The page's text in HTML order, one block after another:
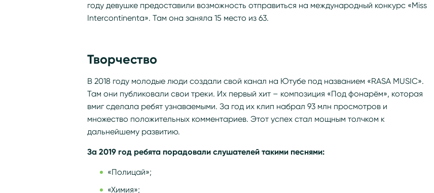
году девушке предоставили возможность отправиться на международный конкурс «Miss
Intercontinenta». Там она заняла 15 место из 63.
Творчество
В 2018 году молодые люди создали свой канал на Ютубе под названием «RASA MUSIC».
Там они публиковали свои треки. Их первый хит – композиция «Под фонарём», которая
вмиг сделала ребят узнаваемыми. За год их клип набрал 93 млн просмотров и
множество положительных комментариев. Этот успех стал мощным толчком к
дальнейшему развитию.
За 2019 год ребята порадовали слушателей такими песнями:
«Полицай»;
«Химия»;